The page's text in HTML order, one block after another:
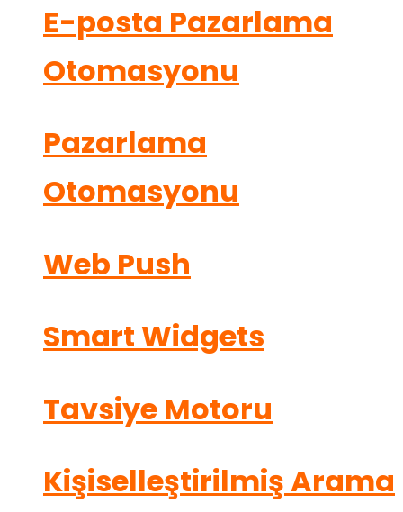
E-posta Pazarlama
Otomasyonu
Pazarlama
Otomasyonu
Web Push
Smart Widgets
Tavsiye Motoru
Kişiselleştirilmiş Arama